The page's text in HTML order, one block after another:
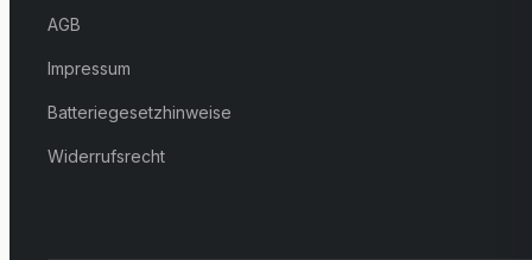
AGB
Impressum
Batteriegesetzhinweise
Widerrufsrecht